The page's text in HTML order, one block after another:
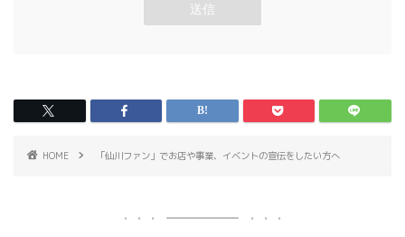
HOME 「仙川ファン」でお店や事業、イベントの宣伝をしたい方へ